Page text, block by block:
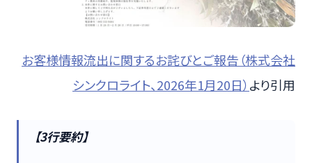
お客様情報流出に関するお詫びとご報告（株式会社
シンクロライト、2026年1月20日） より引用
【3行要約】